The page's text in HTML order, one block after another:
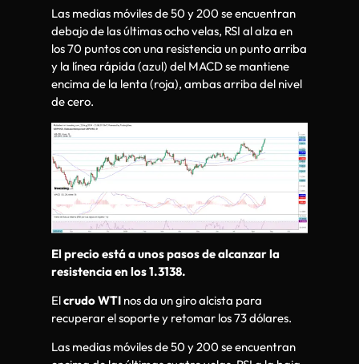
Las medias móviles de 50 y 200 se encuentran
debajo de las últimas ocho velas, RSI al alza en
los 70 puntos con una resistencia un punto arriba
y la línea rápida (azul) del MACD se mantiene
encima de la lenta (roja), ambas arriba del nivel
de cero.
El precio está a unos pasos de alcanzar la
resistencia en los 1.3138.
Elcrudo WTI nos da un giro alcista para
recuperar el soporte y retomar los 73 dólares.
Las medias móviles de 50 y 200 se encuentran